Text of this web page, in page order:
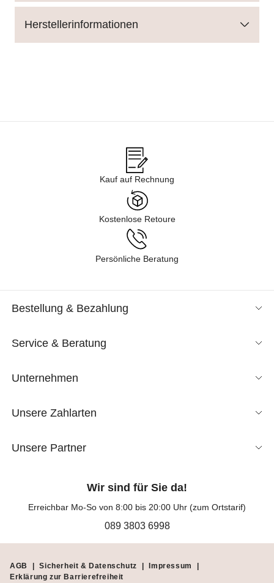
Herstellerinformationen
Kauf auf Rechnung
Kostenlose Retoure
Persönliche Beratung
Bestellung & Bezahlung
Service & Beratung
Unternehmen
Unsere Zahlarten
Unsere Partner
Wir sind für Sie da!
Erreichbar Mo-So von 8:00 bis 20:00 Uhr (zum Ortstarif)
089 3803 6998
AGB | Sicherheit & Datenschutz | Impressum
|
Erklärung zur Barrierefreiheit